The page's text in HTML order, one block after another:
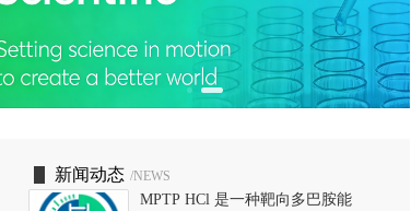
a
v
i
g
a
新闻动态 /NEWS
MPTP HCl 是一种靶向多巴胺能